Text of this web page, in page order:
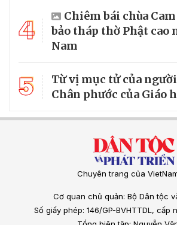
4
Chiêm bái chùa
bảo tháp thờ Phật cao
Nam
5
Từ vị mục tử của
Chân phước của Giáo
Chuyên trang của
Cơ quan chủ quản: Bộ Dân tộc
Số giấy phép: 146/GP-BVHTTDL, cấp